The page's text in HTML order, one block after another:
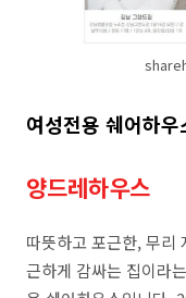
여성전용 쉐어하우
양드레하우스
따뜻하고 포근한, 무리
근하게 감싸는 집이라